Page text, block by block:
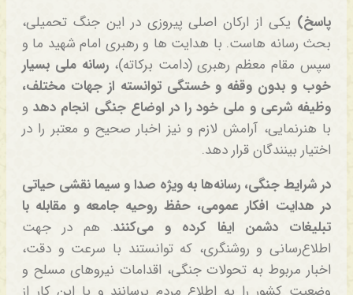
پاسخ) یکی از ارکان اصلی پیروزی در این جنگ تحمیلی،
بحث رسانه هاست. با هدایت ها و رهبری امام شهید ما و
سپس مقام معظم رهبری (دامت برکاته)،رسانه ملی بسیار
خوب و بدون وقفه و خستگی توانسته از جهات مختلف،
وظیفه شرعی و ملی خود را در اوضاع جنگی انجام دهد و
با هنرنمایی، آرامش لازم و نیز اخبار صحیح و معتبر را در
اختیار بینندگان قرار دهد.
در شرایط جنگی، رسانه‌ها به ویژه صدا و سیما نقشی حیاتی
در هدایت افکار عمومی، حفظ روحیه جامعه و مقابله با
تبلیغات دشمن ایفا کرده و می‌کنند. هم در جهت
اطلاع‌رسانی و روشنگری، که توانستند با سرعت و دقت،
اخبار مربوط به تحولات جنگی، اقدامات نیروهای مسلح و